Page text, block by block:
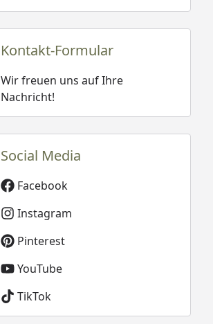
Kontakt-Formular
Wir freuen uns auf Ihre
Nachricht!
Social Media
Facebook
Instagram
Pinterest
YouTube
TikTok